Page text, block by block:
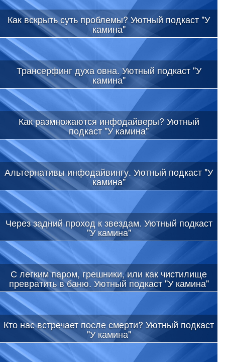
Как вскрыть суть проблемы? Уютный подкаст "У
камина"
Трансерфинг духа овна. Уютный подкаст "У
камина"
Как размножаются инфодайверы? Уютный
подкаст "У камина"
Альтернативы инфодайвингу. Уютный подкаст "У
камина"
Через задний проход к звездам. Уютный подкаст
"У камина"
С легким паром, грешники, или как чистилище
превратить в баню. Уютный подкаст "У камина"
Кто нас встречает после смерти? Уютный подкаст
"У камина"